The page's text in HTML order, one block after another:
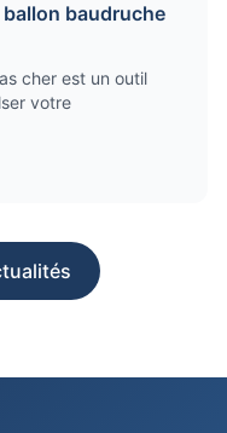
baudruche
cher est un outil
votre